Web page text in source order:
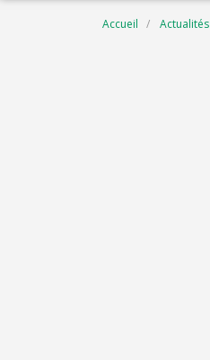
Fil d'Ariane
Accueil Actualités